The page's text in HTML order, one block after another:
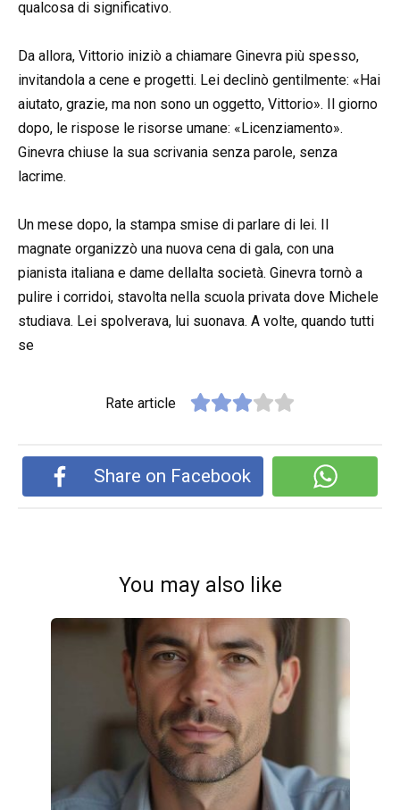
qualcosa di significativo.
Da allora, Vittorio iniziò a chiamare Ginevra più spesso,
invitandola a cene e progetti. Lei declinò gentilmente: «Hai
aiutato, grazie, ma non sono un oggetto, Vittorio». Il giorno
dopo, le rispose le risorse umane: «Licenziamento».
Ginevra chiuse la sua scrivania senza parole, senza
lacrime.
Un mese dopo, la stampa smise di parlare di lei. Il
magnate organizzò una nuova cena di gala, con una
pianista italiana e dame dellalta società. Ginevra tornò a
pulire i corridoi, stavolta nella scuola privata dove Michele
studiava. Lei spolverava, lui suonava. A volte, quando tutti
se
Rate article
Share on Facebook
You may also like